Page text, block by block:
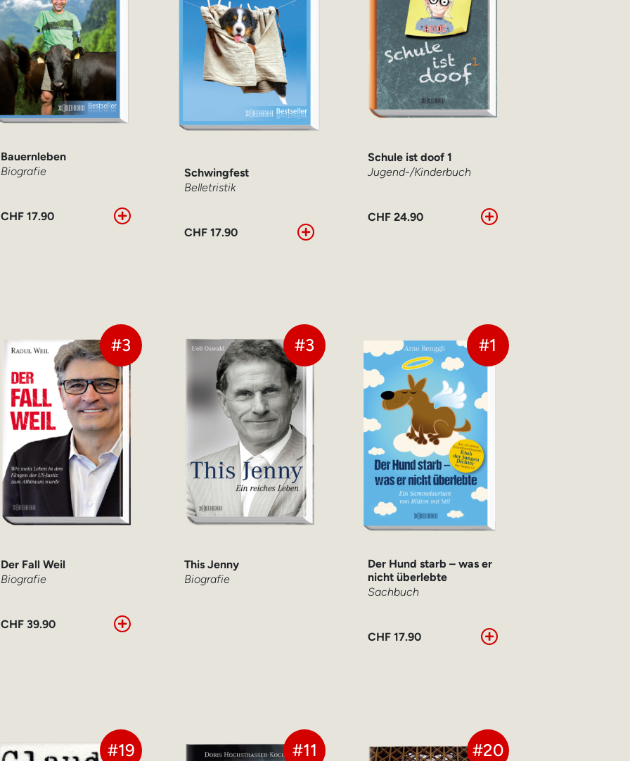
Bauernleben
Biografie
CHF17.90
Schwingfest
Belletristik
CHF17.90
Schule ist doof 1
Jugend-/Kinderbuch
CHF24.90
#3
Der Fall Weil
Biografie
CHF39.90
#3
This Jenny
Biografie
#1
Der Hund starb – was er
nicht überlebte
Sachbuch
CHF17.90
#19 #11 #20